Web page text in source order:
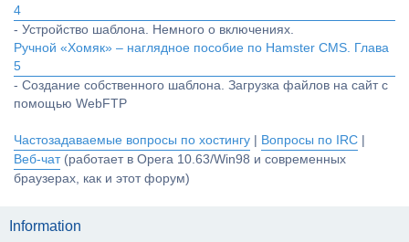
4
- Устройство шаблона. Немного о включениях.
Ручной «Хомяк» – наглядное пособие по Hamster CMS. Глава
5
- Создание собственного шаблона. Загрузка файлов на сайт с
помощью WebFTP
Частозадаваемые вопросы по хостингу Вопросы по IRC
Веб-чат(работает в Opera 10.63/Win98 и современных
браузерах, как и этот форум)
Information